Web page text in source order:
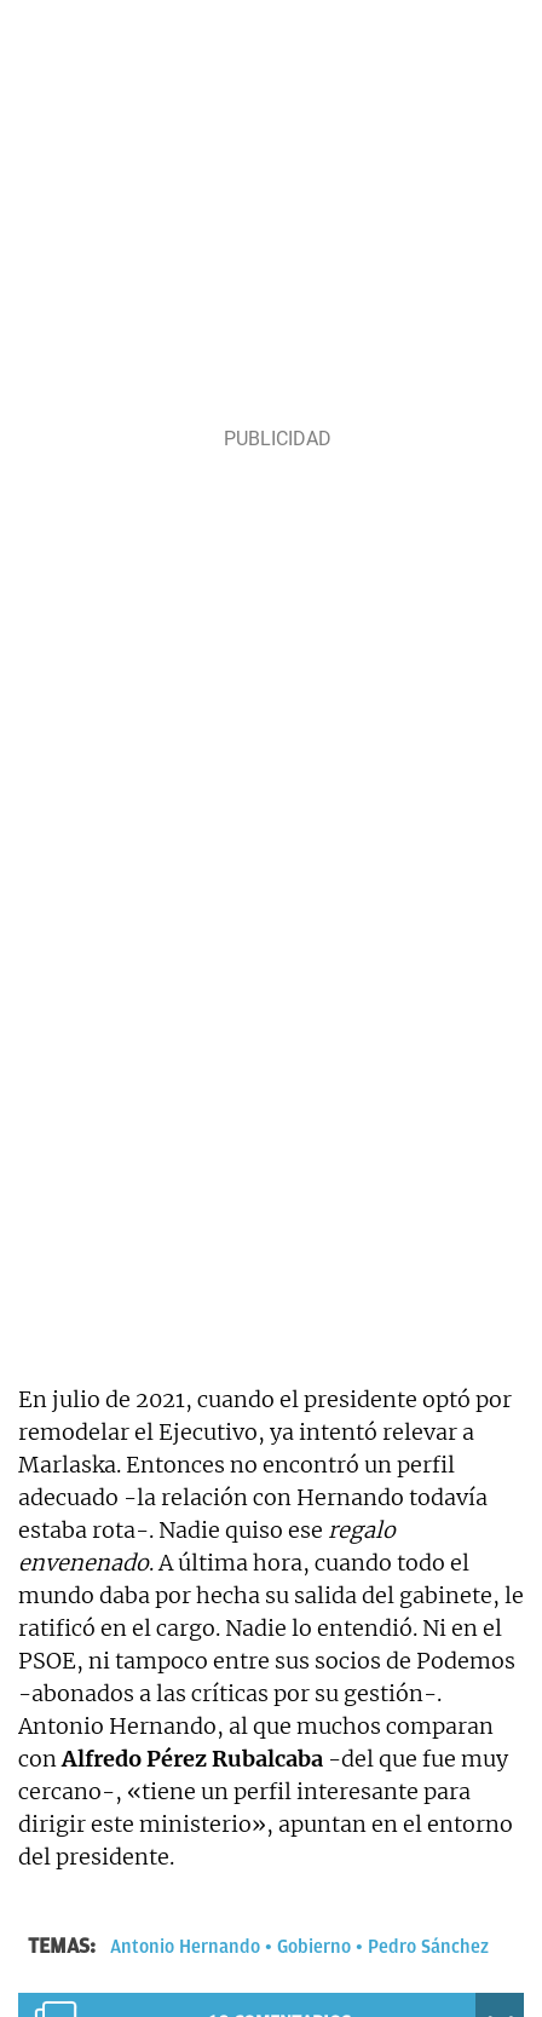
En julio de 2021, cuando el presidente optó por
remodelar el Ejecutivo, ya intentó relevar a
Marlaska. Entonces no encontró un perfil
adecuado -la relación con Hernando todavía
estaba rota-. Nadie quiso ese regalo
envenenado. A última hora, cuando todo el
mundo daba por hecha su salida del gabinete, le
ratificó en el cargo. Nadie lo entendió. Ni en el
PSOE, ni tampoco entre sus socios de Podemos
-abonados a las críticas por su gestión-.
Antonio Hernando, al que muchos comparan
conAlfredo Pérez Rubalcaba -del que fue muy
cercano-, «tiene un perfil interesante para
dirigir este ministerio», apuntan en el entorno
del presidente.
TEMAS: Antonio Hernando Gobierno Pedro Sánchez